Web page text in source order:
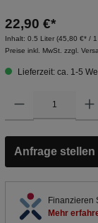
22,90 €*
Inhalt: 0.5 Liter (45,80 €* /
Preise inkl. MwSt. zzgl.
Lieferzeit: ca. 1-5
Anfrage stellen
Finanzieren
Mehr